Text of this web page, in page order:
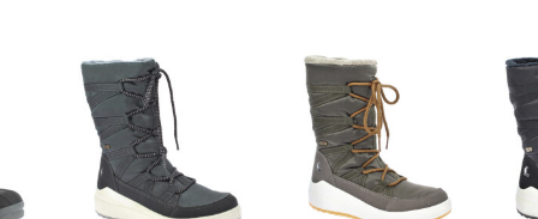
Wunschliste
hinzufügen
Wunschliste
hinzufügen